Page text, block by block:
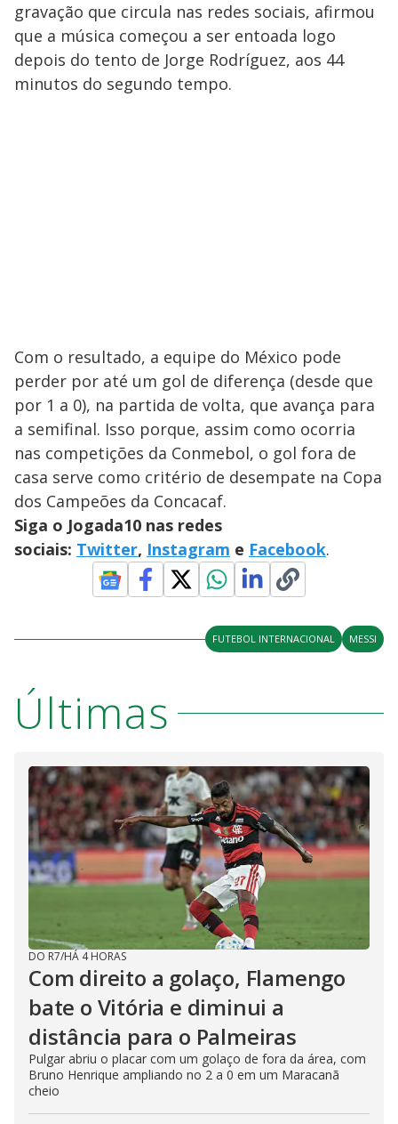
gravação que circula nas redes sociais, afirmou
que a música começou a ser entoada logo
depois do tento de Jorge Rodríguez, aos 44
minutos do segundo tempo.
Com o resultado, a equipe do México pode
perder por até um gol de diferença (desde que
por 1 a 0), na partida de volta, que avança para
a semifinal. Isso porque, assim como ocorria
nas competições da Conmebol, o gol fora de
casa serve como critério de desempate na Copa
dos Campeões da Concacaf.
Siga o Jogada10 nas redes
sociais: Twitter, Instagram e Facebook.
FUTEBOL INTERNACIONAL MESSI
Últimas
DO R7/HÁ 4 HORAS
Com direito a golaço, Flamengo
bate o Vitória e diminui a
distância para o Palmeiras
Pulgar abriu o placar com um golaço de fora da área, com
Bruno Henrique ampliando no 2 a 0 em um Maracanã
cheio